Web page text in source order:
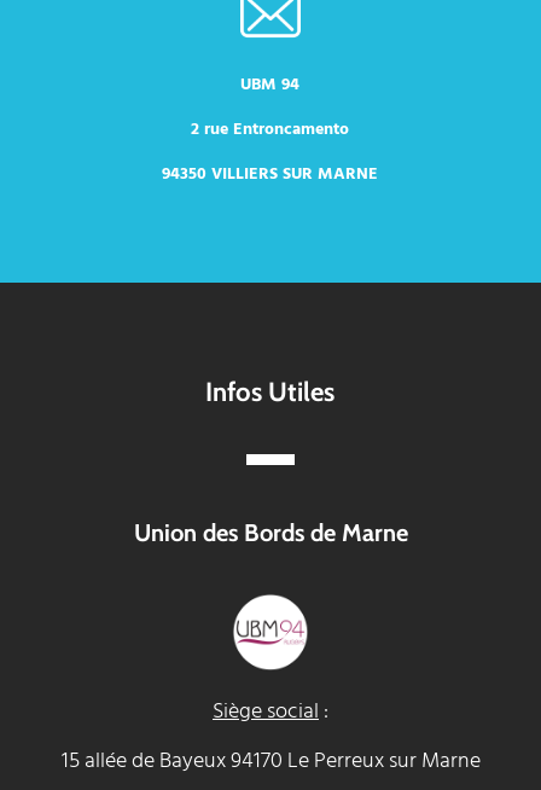
UBM 94
2 rue Entroncamento
94350 VILLIERS SUR MARNE
Infos Utiles
Union des Bords de Marne
Siège social :
15 allée de Bayeux 94170 Le Perreux sur Marne